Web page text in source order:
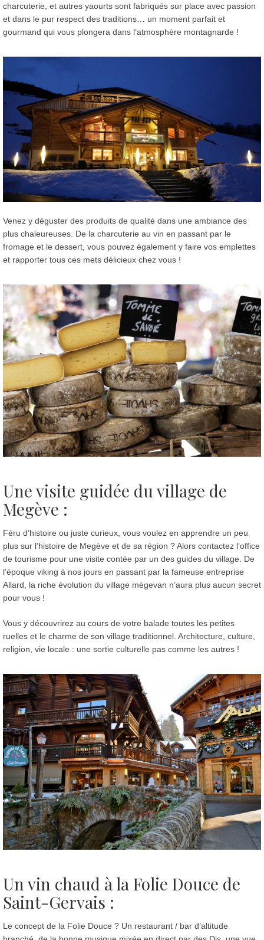
charcuterie, et autres yaourts sont fabriqués sur place avec passion
et dans le pur respect des traditions… un moment parfait et
gourmand qui vous plongera dans l’atmosphère montagnarde !
Venez y déguster des produits de qualité dans une ambiance des
plus chaleureuses. De la charcuterie au vin en passant par le
fromage et le dessert, vous pouvez également y faire vos emplettes
et rapporter tous ces mets délicieux chez vous !
Une visite guidée du village de
Megève :
Féru d’histoire ou juste curieux, vous voulez en apprendre un peu
plus sur l’histoire de Megève et de sa région ? Alors contactez l’office
de tourisme pour une visite contée par un des guides du village. De
l’époque viking à nos jours en passant par la fameuse entreprise
Allard, la riche évolution du village mègevan n’aura plus aucun secret
pour vous !
Vous y découvrirez au cours de votre balade toutes les petites
ruelles et le charme de son village traditionnel. Architecture, culture,
religion, vie locale : une sortie culturelle pas comme les autres !
Un vin chaud à la Folie Douce de
Saint-Gervais :
Le concept de la Folie Douce ? Un restaurant / bar d’altitude